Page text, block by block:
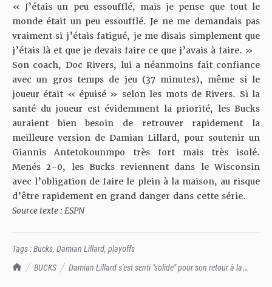
TrashTalk Actu NBA
BUCKS
Damian Lillard s'est senti "solide" pour son retour à la
« J’étais un peu essoufflé, mais je pense que tout le
monde était un peu essoufflé. Je ne me demandais pas
vraiment si j’étais fatigué, je me disais simplement que
j’étais là et que je devais faire ce que j’avais à faire. »
Son coach, Doc Rivers, lui a néanmoins fait confiance
avec un gros temps de jeu (37 minutes), même si le
joueur était « épuisé » selon les mots de Rivers. Si la
santé du joueur est évidemment la priorité, les Bucks
auraient bien besoin de retrouver rapidement la
meilleure version de Damian Lillard, pour soutenir un
Giannis Antetokounmpo très fort mais très isolé.
Menés 2-0, les Bucks reviennent dans le Wisconsin
avec l’obligation de faire le plein à la maison, au risque
d’être rapidement en grand danger dans cette série.
Source texte : ESPN
Tags :Bucks, Damian Lillard, playoffs